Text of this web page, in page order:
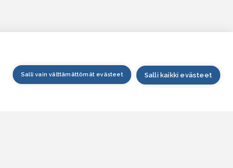
Salli vain välttämättömät evästeet Salli kaikki evästeet